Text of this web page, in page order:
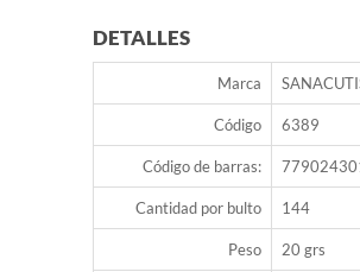
DETALLES
Marca
Código 6389
Código de barras:
Cantidad por bulto 144
Peso 20 grs